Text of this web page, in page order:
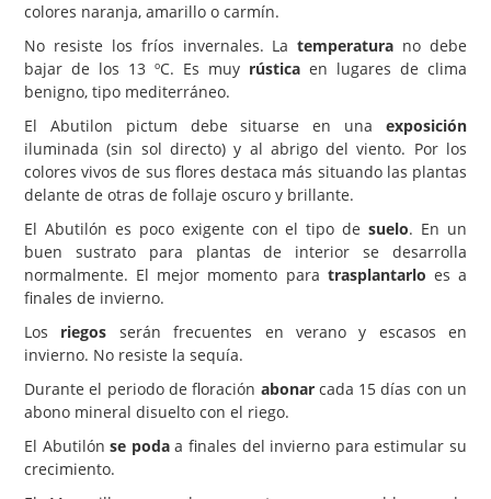
colores naranja, amarillo o carmín.
No resiste los fríos invernales. Latemperatura no debe
bajar de los 13 ºC. Es muy rústica en lugares de clima
benigno, tipo mediterráneo.
El Abutilon pictum debe situarse en una exposición
iluminada (sin sol directo) y al abrigo del viento. Por los
colores vivos de sus flores destaca más situando las plantas
delante de otras de follaje oscuro y brillante.
El Abutilón es poco exigente con el tipo desuelo. En un
buen sustrato para plantas de interior se desarrolla
normalmente. El mejor momento para trasplantarlo es a
finales de invierno.
Los riegos serán frecuentes en verano y escasos en
invierno. No resiste la sequía.
Durante el periodo de floración abonarcada 15 días con un
abono mineral disuelto con el riego.
El Abutilónse podaa finales del invierno para estimular su
crecimiento.